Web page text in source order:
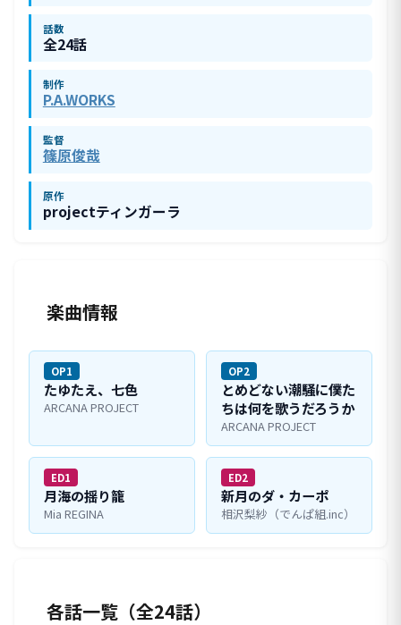
話数
全24話
制作
P.A.WORKS
監督
篠原俊哉
原作
projectティンガーラ
楽曲情報
OP1
たゆたえ、七色
ARCANA PROJECT
OP2
とめどない潮騒に僕た
ちは何を歌うだろうか
ARCANA PROJECT
ED1
月海の揺り籠
Mia REGINA
ED2
新月のダ・カーポ
相沢梨紗（でんぱ組.inc）
各話一覧（全24話）